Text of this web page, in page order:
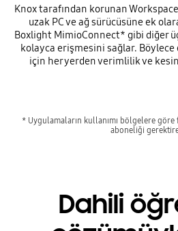
Knox tarafından korunan
uzak PC ve ağ sürücüsüne ek
Boxlight MimioConnect* gibi diğer
kolayca erişmesini sağlar.
için her yerden verimlilik ve
* Uygulamaların kullanımı bölgelere
aboneliği
Dahili